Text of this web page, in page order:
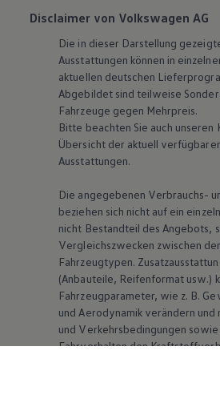
Disclaimer von Volkswagen AG
Die in dieser Darstellung
Ausstattungen können in
aktuellen deutschen
Abgebildet sind teilweise
Fahrzeuge gegen Mehrpreis.
Bitte beachten Sie auch unseren
Übersicht der aktuell
Ausstattungen.
Die angegebenen Verbrauchs-
beziehen sich nicht auf ein
nicht Bestandteil des Angebots,
Vergleichszwecken zwischen
Fahrzeugtypen.
(Anbauteile, Reifenformat usw.)
Fahrzeugparameter, wie z. B.
und Aerodynamik verändern
und Verkehrsbedingungen
Fahrverhalten den